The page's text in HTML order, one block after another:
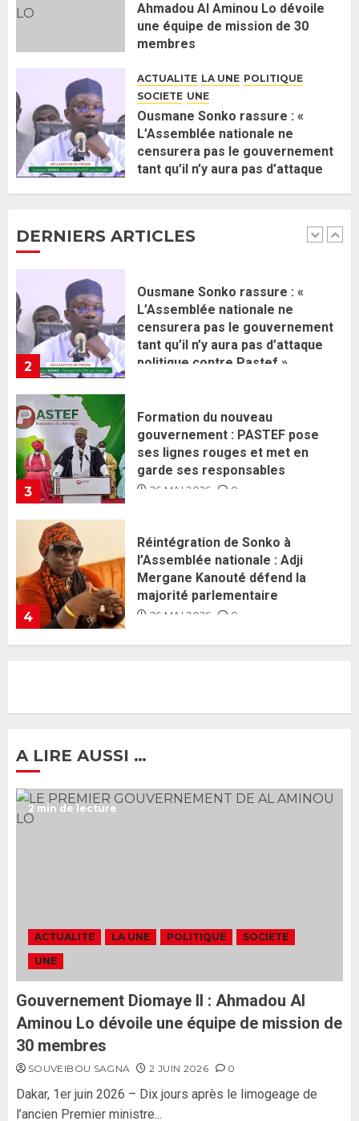
Ahmadou Al Aminou Lo dévoile
une équipe de mission de 30
membres
ACTUALITE LA UNE POLITIQUE
SOCIETE UNE
Ousmane Sonko rassure : «
L’Assemblée nationale ne
censurera pas le gouvernement
tant qu’il n’y aura pas d’attaque
DERNIERS ARTICLES
1
Gouvernement Diomaye II :
une équipe de mission de 30
membres
2 JUIN 2026 0
2
Ousmane Sonko rassure : «
politique contre Pastef »
3
Formation du nouveau
gouvernement : PASTEF pose
ses lignes rouges et met en
garde ses responsables
26 MAI 2026 0
4
Réintégration de Sonko à
l’Assemblée nationale : Adji
Mergane Kanouté défend la
majorité parlementaire
26 MAI 2026 0
5
Guy Marius Sagna inquiet après la
nomination d’Al Aminou Lo : «
J’espère me tromper »
26 MAI 2026 0
Ousmane Sonko rassure : «
3
gouvernement : PASTEF pose
A LIRE AUSSI …
2 min de lecture
ACTUALITE LA UNE POLITIQUE
SOCIETE
UNE
Gouvernement Diomaye II : Ahmadou Al
Aminou Lo dévoile une équipe de mission de
30 membres
SOUVEIBOU SAGNA 2 JUIN 2026 0
Dakar, 1er juin 2026 – Dix jours après le limogeage de
l’ancien Premier ministre...